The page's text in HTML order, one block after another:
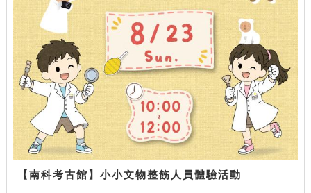
【南科考古館】小小文物整飭人員體驗活動